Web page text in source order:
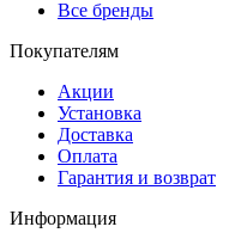
Все бренды
Покупателям
Акции
Установка
Доставка
Оплата
Гарантия и возврат
Информация